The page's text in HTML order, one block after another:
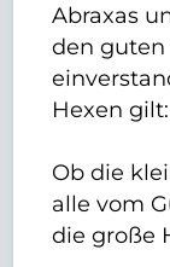
Abraxas
den guten
Hexen
Ob die
alle vom
die große